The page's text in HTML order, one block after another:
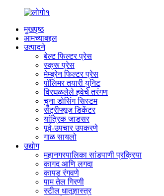
मुखपृष्ठ
आमच्याबद्दल
उत्पादने
बेल्ट फिल्टर प्रेस
स्क्रू प्रेस
मेम्ब्रेन फिल्टर प्रेस
पॉलिमर तयारी युनिट
विरघळलेले हवेचे तरंगण
चुना डोसिंग सिस्टम
सेंट्रीफ्यूज डिकेंटर
यांत्रिक जाडसर
पूर्व-उपचार उपकरणे
गाळ सायलो
उद्योग
महानगरपालिका सांडपाणी प्रक्रिया
कागद आणि लगदा
कापड रंगवणे
पाम तेल गिरणी
स्टील धातूशास्त्र